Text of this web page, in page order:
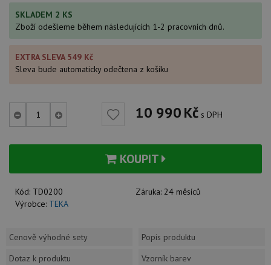
SKLADEM 2 KS
Zboží odešleme během následujících 1-2 pracovních dnů.
EXTRA SLEVA 549 Kč
Sleva bude automaticky odečtena z košíku
10 990Kč s DPH
KOUPIT
Kód: TD0200 Záruka: 24 měsíců
Výrobce: TEKA
Cenově výhodné sety
Popis produktu
Dotaz k produktu
Vzorník barev